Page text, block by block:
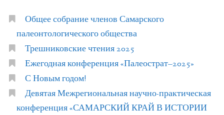
Общее собрание членов Самарского
палеонтологического общества
Трешниковские чтения 2025
Ежегодная конференция «Палеострат–2025»
С Новым годом!
Девятая Межрегиональная научно-практическая
конференция «САМАРСКИЙ КРАЙ В ИСТОРИИ